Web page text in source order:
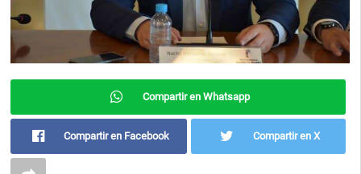
Compartir en Whatsapp
Compartir en Facebook Compartir en X